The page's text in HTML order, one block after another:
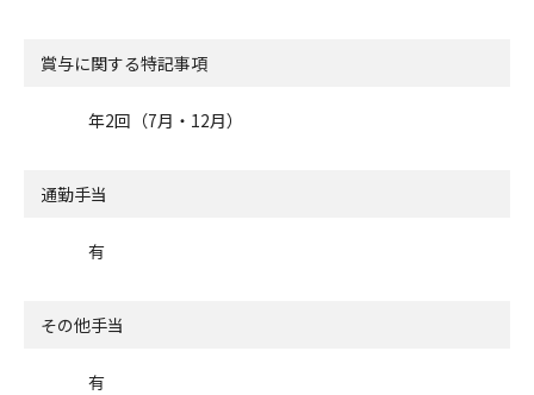
賞与に関する特記事項
年2回（7月・12月）
通勤手当
有
その他手当
有